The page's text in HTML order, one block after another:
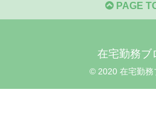
PAGE
在宅勤務ブ
© 2020 在宅勤務